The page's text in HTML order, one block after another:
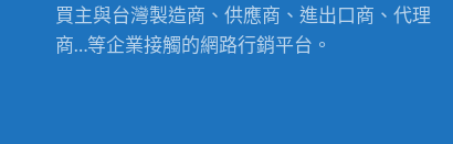
買主與台灣製造商、供應商、進出口商、代理
商…等企業接觸的網路行銷平台。